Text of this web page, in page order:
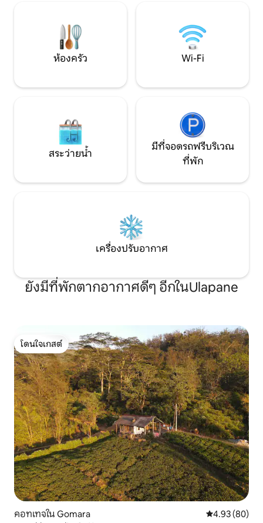
ห้องครัว Wi-Fi
สระว่ายน้ำ
มีที่จอดรถฟรีบริเวณ
ที่พัก
เครื่องปรับอากาศ
ยังมีที่พักตากอากาศดีๆ อีกในUlapane
โดนใจเกสต์
โดนใจเกสต์
คอทเทจใน Gomara คะแนนเฉลี่ย
4.93 (80)